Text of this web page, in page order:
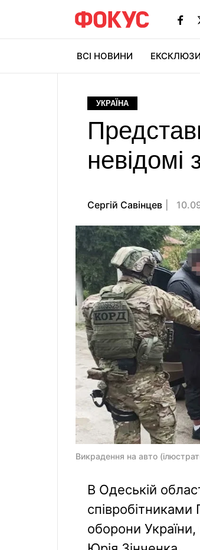
ВСІ НОВИНИ
УКРАЇНА
невідомі
Сергій Савінцев
Викрадення на авто
В Одеській
співробітниками
оборони